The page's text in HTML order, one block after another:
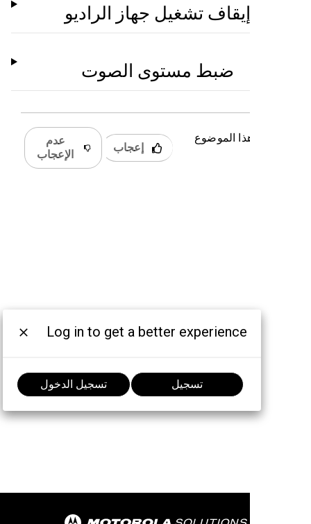
إيقاف تشغيل جهاز الراديو
ضبط مستوى الصوت
كان هذا الموضوع
إعجاب
الإعجاب
Log in to get a better experience
تسجيل تسجيل الدخول